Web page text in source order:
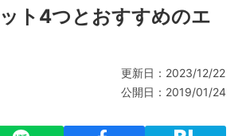
ト4つとおすすめのエ
更新日： 2023/12/22
公開日： 2019/01/24